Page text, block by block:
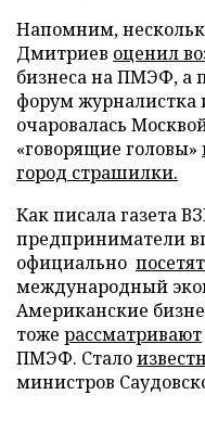
Напомним,
Дмитриев оценил
бизнеса на ПМЭФ, а
форум
очаровалась
«говорящие головы»
город страшилки.
Как писала газета
предприниматели
официально посетят
международный
Американские
тоже рассматривают
ПМЭФ. Стало
министров